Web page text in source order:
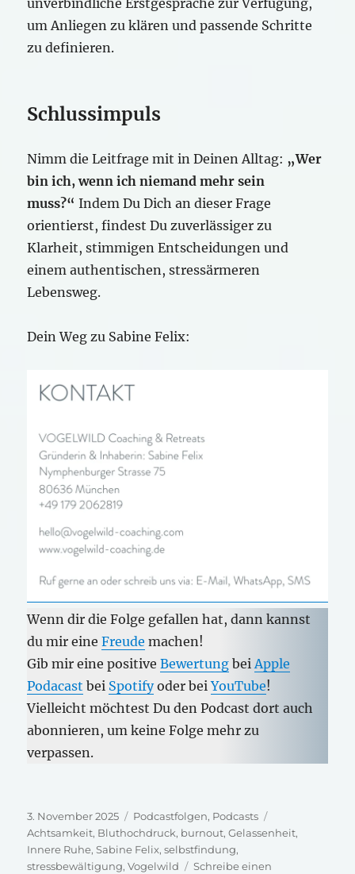
um Anliegen zu klären und passende Schritte
zu definieren.
Schlussimpuls
Nimm die Leitfrage mit in Deinen Alltag: „Wer
bin ich, wenn ich niemand mehr sein
muss?“ Indem Du Dich an dieser Frage
orientierst, findest Du zuverlässiger zu
Klarheit, stimmigen Entscheidungen und
einem authentischen, stressärmeren
Lebensweg.
Dein Weg zu Sabine Felix:
Wenn dir die Folge gefallen hat, dann kannst
du mir eineFreude machen!
Gib mir eine positiveBewertung bei Apple
Podacast bei Spotifyoder beiYouTube!
Vielleicht möchtest Du den Podcast dort auch
abonnieren, um keine Folge mehr zu
verpassen.
Veröffentlicht
am
3. November 2025 Kategorien
Podcastfolgen, Podcasts
Achtsamkeit, Bluthochdruck, burnout,Gelassenheit,
Innere Ruhe,Sabine Felix,selbstfindung,
stressbewältigung,Vogelwild
Schreibe einen